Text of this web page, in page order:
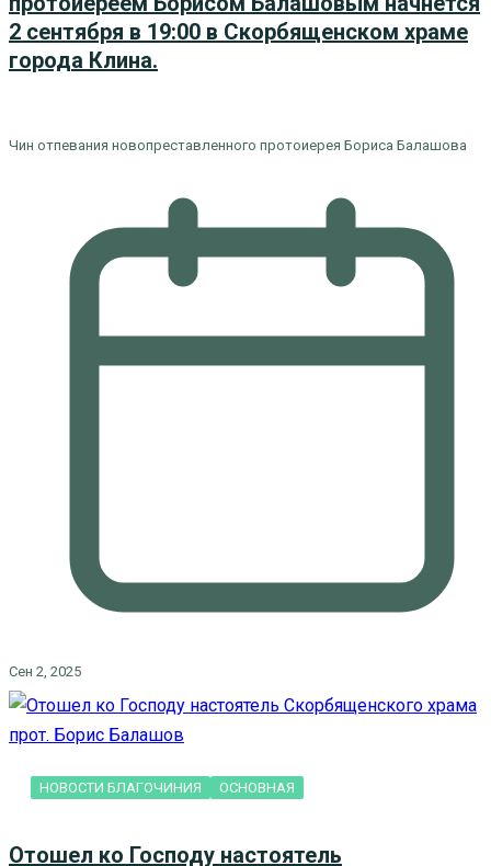
2 сентября в 19:00 в Скорбященском храме
города Клина.
Чин отпевания новопреставленного протоиерея Бориса Балашова
Сен 2, 2025
НОВОСТИ БЛАГОЧИНИЯ ОСНОВНАЯ
Отошел ко Господу настоятель